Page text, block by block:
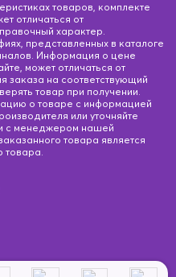
товаров, комплекте
отличаться от
характер.
представленных в каталоге
Информация о цене
может отличаться от
заказа на соответствующий
товар при получении.
о товаре с информацией
или уточняйте
с менеджером нашей
товара является
товара.